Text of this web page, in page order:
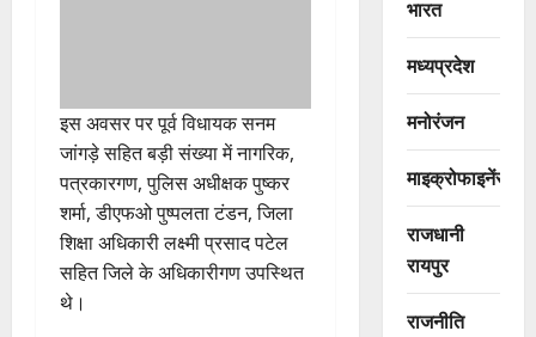
इस अवसर पर पूर्व विधायक सनम
जांगड़े सहित बड़ी संख्या में नागरिक,
पत्रकारगण, पुलिस अधीक्षक पुष्कर
शर्मा, डीएफओ पुष्पलता टंडन, जिला
शिक्षा अधिकारी लक्ष्मी प्रसाद पटेल
सहित जिले के अधिकारीगण उपस्थित
थे।
भारत
मध्यप्रदेश
मनोरंजन
माइक्रोफाइनेंस
राजधानी
रायपुर
राजनीति